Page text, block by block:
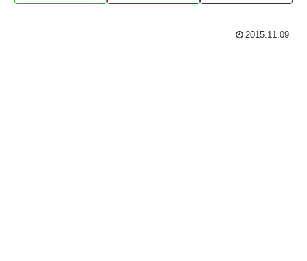
2015.11.09